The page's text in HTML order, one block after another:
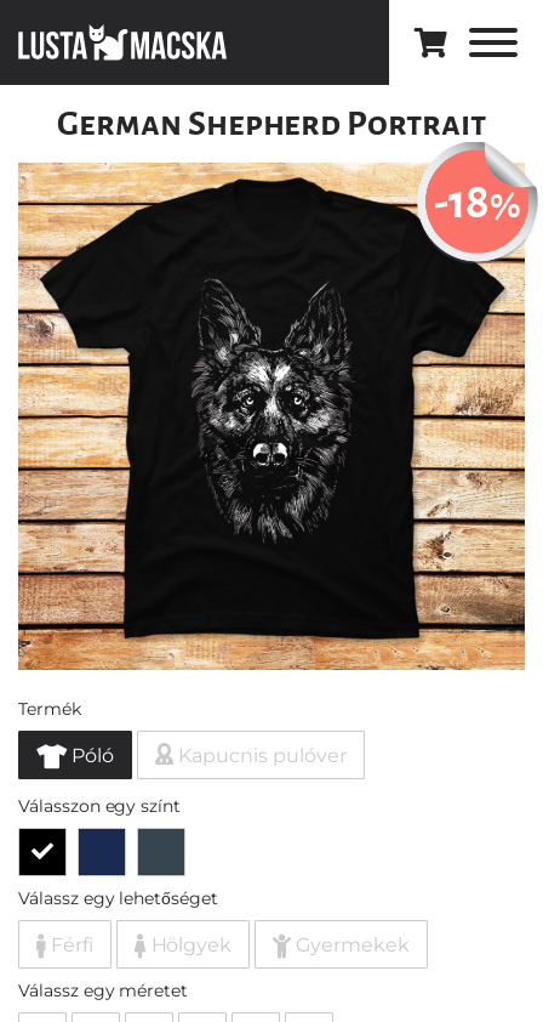
German Shepherd Portrait
-18%
Termék
Póló Kapucnis pulóver
Válasszon egy színt
Válassz egy lehetőséget
Férfi Hölgyek Gyermekek
Válassz egy méretet